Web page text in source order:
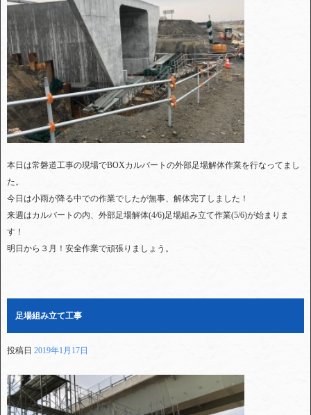
本日は常磐道工事の現場でBOXカルバートの外部足場解体作業を行なってまし
た。
今日は小雨が降る中での作業でしたが無事、解体完了しました！
来週はカルバートの内、外部足場解体(4/6)足場組み立て作業(5/6)が始まりま
す！
明日から３月！安全作業で頑張りましょう。
足場組み立て工事
投稿日 2019年1月17日